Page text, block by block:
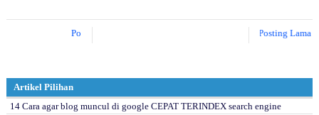
Posting Lebih Baru Posting Lama
Artikel Pilihan
14 Cara agar blog muncul di google CEPAT TERINDEX search engine